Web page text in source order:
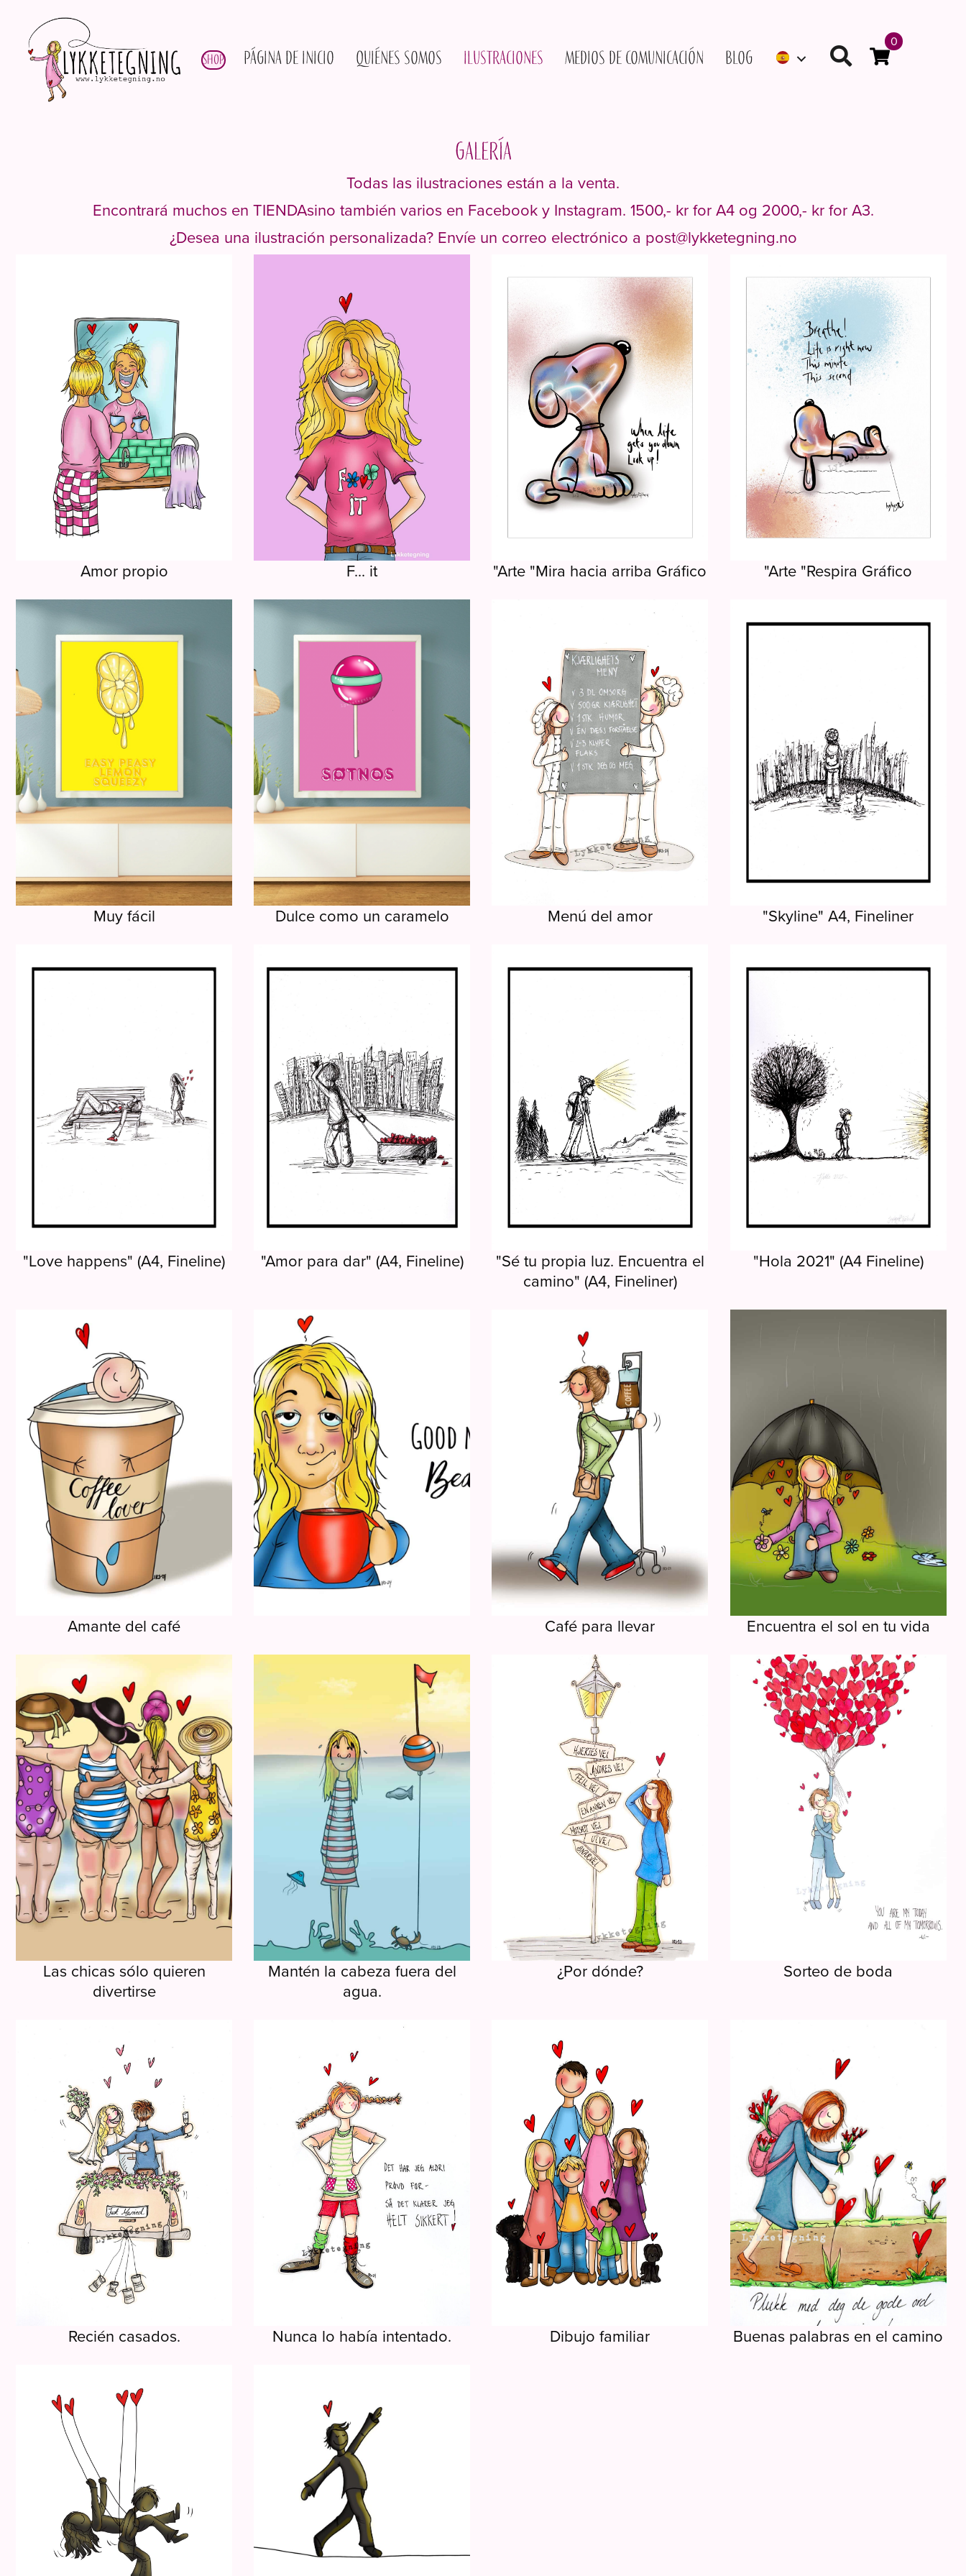
Shop Página de inicio Quiénes somos Ilustraciones Medios de comunicación Blog
0
Galería
Todas las ilustraciones están a la venta.
Encontrará muchos en TIENDAsino también varios en Facebooky Instagram. 1500,- kr for A4 og 2000,- kr for A3.
¿Desea una ilustración personalizada? Envíe un correo electrónico a post@lykketegning.no
Amor propio F... it "Arte "Mira hacia arriba Gráfico "Arte "Respira Gráfico
Muy fácil Dulce como un caramelo Menú del amor "Skyline" A4, Fineliner
"Love happens" (A4, Fineline) "Amor para dar" (A4, Fineline)
"Sé tu propia luz. Encuentra el
camino" (A4, Fineliner)
"Hola 2021" (A4 Fineline)
Amante del café Café para llevar Encuentra el sol en tu vida
Las chicas sólo quieren
divertirse
Mantén la cabeza fuera del
agua.
¿Por dónde? Sorteo de boda
Recién casados. Nunca lo había intentado. Dibujo familiar Buenas palabras en el camino